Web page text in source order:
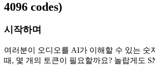
4096 codes)
시작하며
여러분이 오디오를 AI가 이해할 수 있는 숫
때, 몇 개의 토큰이 필요할까요? 놀랍게도